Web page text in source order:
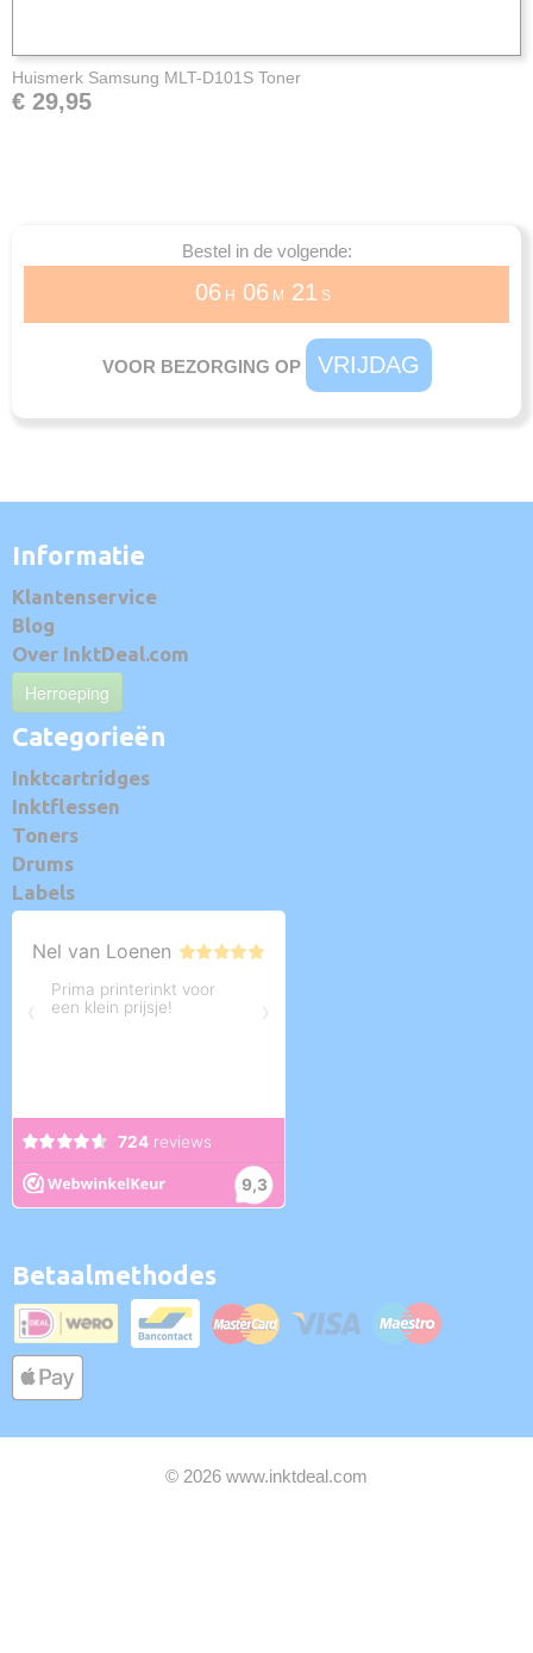
Huismerk Samsung MLT-D101S Toner
€ 29,95
Bestel in de volgende:
06 H 06 M 21 S
VOOR BEZORGING OP VRIJDAG
Informatie
Klantenservice
Blog
Over InktDeal.com
Herroeping
Categorieën
Inktcartridges
Inktflessen
Toners
Drums
Labels
Betaalmethodes
© 2026 www.inktdeal.com